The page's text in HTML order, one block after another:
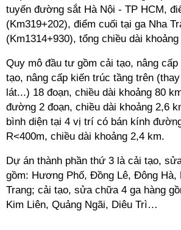
tuyến đường sắt Hà Nội - TP HCM,
(Km319+202), điểm cuối tại ga Nha
(Km1314+930), tổng chiều dài
Quy mô đầu tư gồm cải tạo, nâng
tạo, nâng cấp kiến trúc tầng trên
lát...) 18 đoạn, chiều dài khoảng 80
đường 2 đoạn, chiều dài khoảng 2,6
bình diện tại 4 vị trí có bán kính
R<400m, chiều dài khoảng 2,4 km.
Dự án thành phần thứ 3 là cải tạo,
gồm: Hương Phố, Đồng Lê, Đông Hà,
Trang; cải tạo, sửa chữa 4 ga hàng
Kim Liên, Quảng Ngãi, Diêu Trì…